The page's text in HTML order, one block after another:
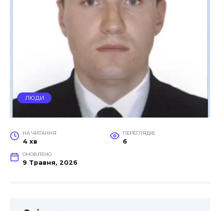
ЛЮДИ
НА ЧИТАННЯ
4 хв
ПЕРЕГЛЯДІВ
6
ОНОВЛЕНО
9 Травня, 2026